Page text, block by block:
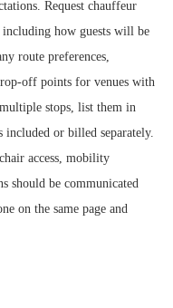
Request chauffeur
how guests will be
route preferences,
off points for venues with
stops, list them in
or billed separately.
access, mobility
should be communicated
on the same page and